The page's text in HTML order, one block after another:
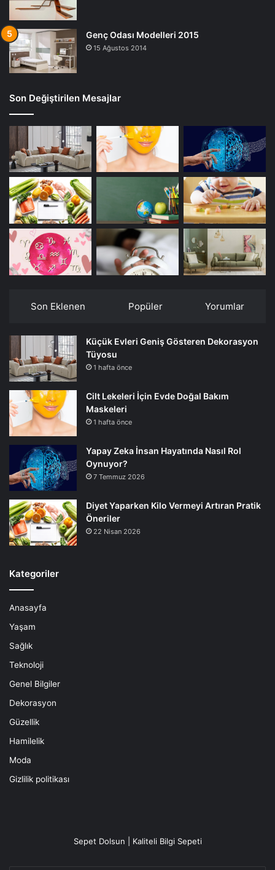
Genç Odası Modelleri 2015
15 Ağustos 2014
Son Değiştirilen Mesajlar
Son Eklenen Popüler Yorumlar
Küçük Evleri Geniş Gösteren Dekorasyon
Tüyosu
1 hafta önce
Cilt Lekeleri İçin Evde Doğal Bakım
Maskeleri
1 hafta önce
Yapay Zeka İnsan Hayatında Nasıl Rol
Oynuyor?
7 Temmuz 2026
Diyet Yaparken Kilo Vermeyi Artıran Pratik
Öneriler
22 Nisan 2026
Kategoriler
Anasayfa
Yaşam
Sağlık
Teknoloji
Genel Bilgiler
Dekorasyon
Güzellik
Hamilelik
Moda
Gizlilik politikası
Sepet Dolsun | Kaliteli Bilgi Sepeti